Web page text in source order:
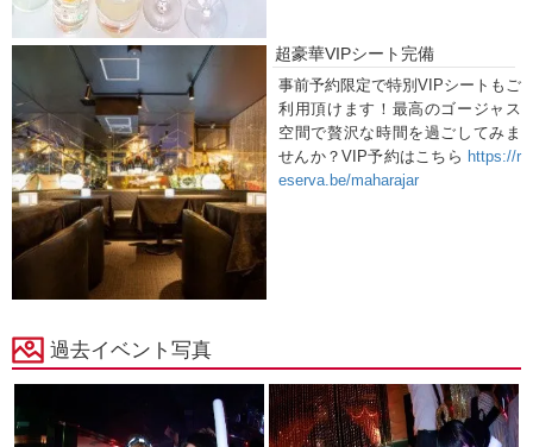
超豪華VIPシート完備
事前予約限定で特別VIPシートもご
利用頂けます！最高のゴージャス
空間で贅沢な時間を過ごしてみま
せんか？VIP予約はこちら https://r
eserva.be/maharajar
過去イベント写真